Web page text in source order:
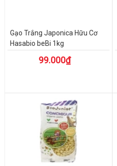
Gạo Trắng Japonica Hữu Cơ
Hasabio beBi 1kg
99.000₫